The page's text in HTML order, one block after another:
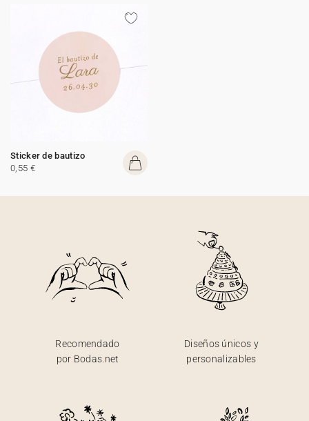
Sticker de bautizo
0,55 €
Recomendado
por Bodas.net
Diseños únicos y
personalizables